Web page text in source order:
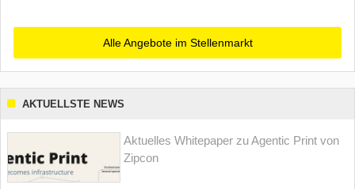
Alle Angebote im Stellenmarkt
AKTUELLSTE NEWS
Aktuelles Whitepaper zu Agentic Print von
Zipcon